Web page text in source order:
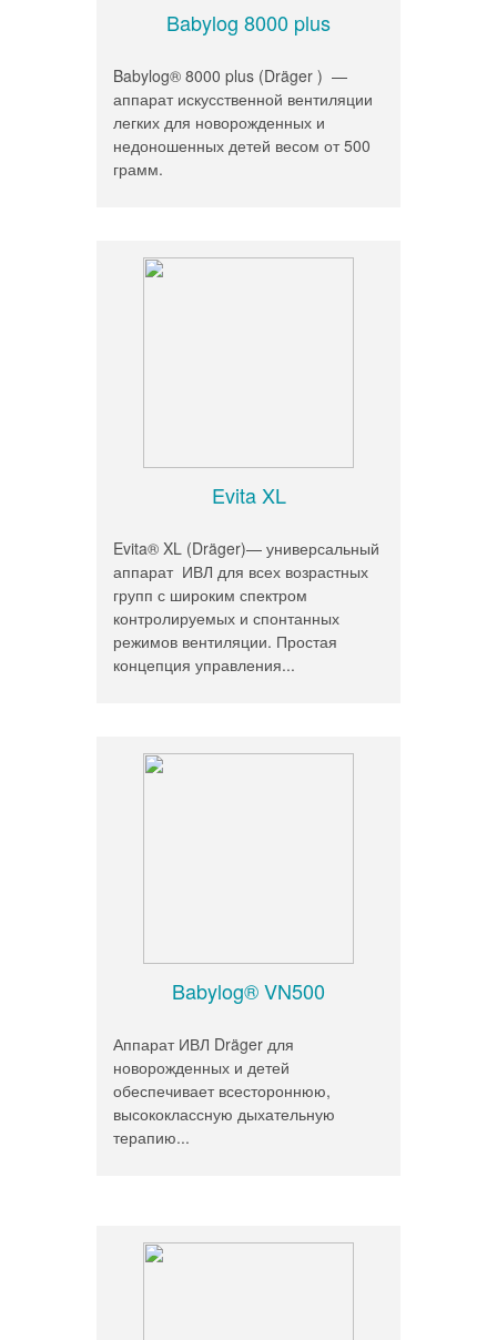
Babylog 8000 plus
Babylog® 8000 plus (Dräger ) —
аппарат искусственной вентиляции
легких для новорожденных и
недоношенных детей весом от 500
грамм.
Evita XL
Evita® XL (Dräger)— универсальный
аппарат ИВЛ для всех возрастных
групп с широким спектром
контролируемых и спонтанных
режимов вентиляции. Простая
концепция управления...
Babylog® VN500
Аппарат ИВЛ Dräger для
новорожденных и детей
обеспечивает всестороннюю,
высококлассную дыхательную
терапию...